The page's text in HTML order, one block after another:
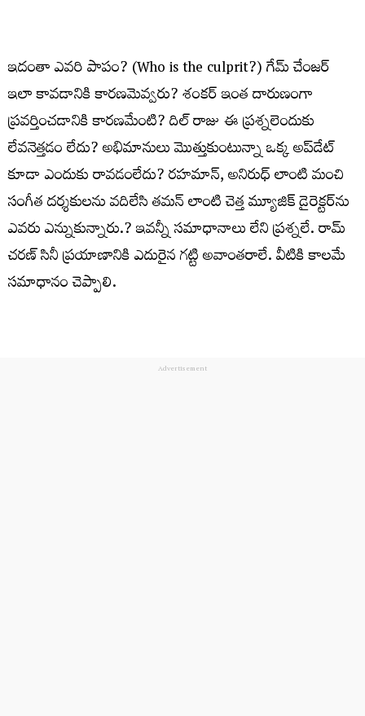
ఇదంతా ఎవరి పాపం? (Who is the culprit?) గేమ్చేంజర్
ఇలా కావడానికి కారణమెవ్వరు? శంకర్ఇంత దారుణంగా
ప్రవర్తించడానికి కారణమేంటి? దిల్రాజు ఈ ప్రశ్నలెందుకు
లేవనెత్తడం లేదు? అభిమానులు మొత్తుకుంటున్నా ఒక్క అప్డేట్
కూడా ఎందుకు రావడంలేదు? రహమాన్, అనిరుధ్లాంటి మంచి
సంగీత దర్శకులను వదిలేసి తమన్లాంటి చెత్త మ్యూజిక్డైరెక్టర్ను
ఎవరు ఎన్నుకున్నారు.? ఇవన్నీ సమాధానాలు లేని ప్రశ్నలే. రామ్
చరణ్సినీ ప్రయాణానికి ఎదురైన గట్టి అవాంతరాలే. వీటికి కాలమే
సమాధానం చెప్పాలి.